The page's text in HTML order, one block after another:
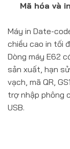
Mã hóa và
Máy in Date-
chiều cao in tối
Dòng máy E62
sản xuất, hạn
vạch, mã QR,
trợ nhập phông
USB.